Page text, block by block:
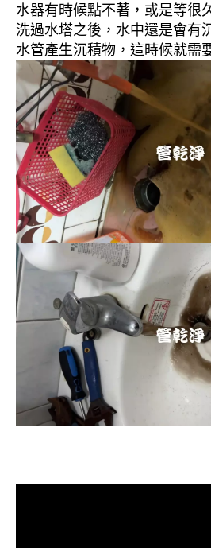
水器有時候點不著，或是等很
洗過水塔之後，水中還是會有
水管產生沉積物，這時候就需